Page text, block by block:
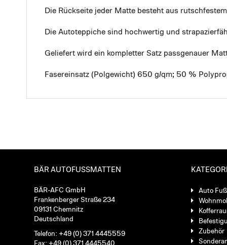
Die Rückseite jeder Matte besteht aus
Die Autoteppiche sind hochwertig und
Geliefert wird ein kompletter Satz passgenauer
Fasereinsatz (Polgewicht) 650 g/qm; 50 %
BÄR AUTOFUSSMATTEN
BÄR-AFC GmbH
Frankenberger Straße 234
09131 Chemnitz
Deutschland
Telefon: +49 (0) 371 4445559
Fax: +49 (0) 371 4445540
Auto
Zubehör